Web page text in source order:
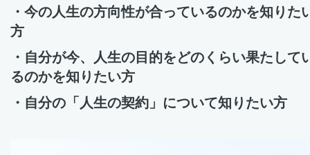
・今の人生の方向性が合っているのかを知りた
方
・自分が今、人生の目的をどのくらい果たして
るのかを知りたい方
・自分の「人生の契約」について知りたい方